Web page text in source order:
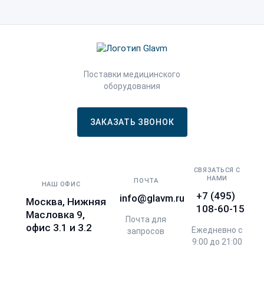
Поставки медицинского
оборудования
ЗАКАЗАТЬ ЗВОНОК
НАШ ОФИС
Москва, Нижняя
Масловка 9,
офис 3.1 и 3.2
ПОЧТА
info@glavm.ru
Почта для
запросов
СВЯЗАТЬСЯ С
НАМИ
+7 (495)
108-60-15
Ежедневно с
9:00 до 21:00